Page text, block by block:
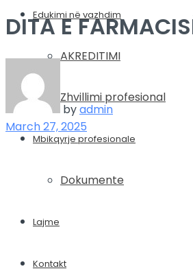
Edukimi në vazhdim
AKREDITIMI
Zhvillimi profesional
Mbikqyrje profesionale
Dokumente
Lajme
Kontakt
DITA E
byadmin
March 27, 2025